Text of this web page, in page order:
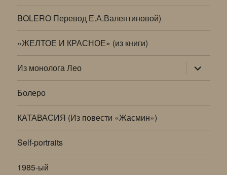
BOLERO Перевод Е.А.Валентиновой)
«ЖЕЛТОЕ И КРАСНОЕ» (из книги)
Из монолога Лео раскрыть
дочернее
меню
Болеро
КАТАВАСИЯ (Из повести «Жасмин»)
Self-portraits
1985-ый